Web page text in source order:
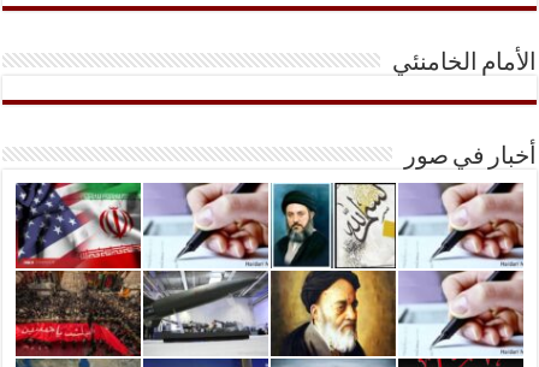
الأمام الخامنئي
أخبار في صور